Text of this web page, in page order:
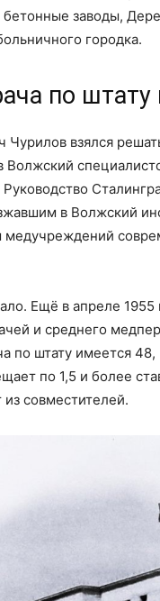
бетонные заводы,
городка.
по штату
взялся
Волжский
в Волжский
медучреждений
Ещё в апреле
и среднего
по штату имеется
по 1,5 и более
совместителей.